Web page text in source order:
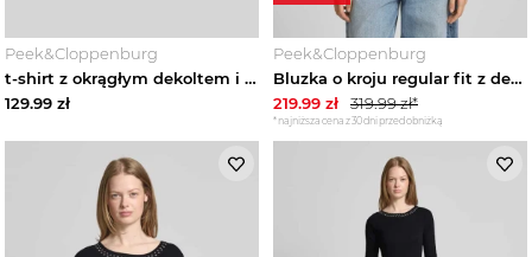
Peek&Cloppenburg
t-shirt z okrągłym dekoltem i falistym wykończeniem Zero Złamany biały
129.99 zł
Peek&Cloppenburg
Bluzka o kroju regular fit z dekoltem w serek i wiązaniem Zero Écru
219.99 zł 319.99zł*
*najniższa cena z 30 dni przed obniżką